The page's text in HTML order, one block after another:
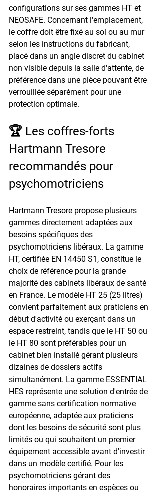
configurations sur ses gammes HT et
NEOSAFE. Concernant l'emplacement,
le coffre doit être fixé au sol ou au mur
selon les instructions du fabricant,
placé dans un angle discret du cabinet
non visible depuis la salle d'attente, de
préférence dans une pièce pouvant être
verrouillée séparément pour une
protection optimale.
🏆 Les coffres-forts
Hartmann Tresore
recommandés pour
psychomotriciens
Hartmann Tresore propose plusieurs
gammes directement adaptées aux
besoins spécifiques des
psychomotriciens libéraux. La gamme
HT, certifiée EN 14450 S1, constitue le
choix de référence pour la grande
majorité des cabinets libéraux de santé
en France. Le modèle HT 25 (25 litres)
convient parfaitement aux praticiens en
début d'activité ou exerçant dans un
espace restreint, tandis que le HT 50 ou
le HT 80 sont préférables pour un
cabinet bien installé gérant plusieurs
dizaines de dossiers actifs
simultanément. La gamme ESSENTIAL
HES représente une solution d'entrée de
gamme sans certification normative
européenne, adaptée aux praticiens
dont les besoins de sécurité sont plus
limités ou qui souhaitent un premier
équipement accessible avant d'investir
dans un modèle certifié. Pour les
psychomotriciens gérant des
honoraires importants en espèces ou